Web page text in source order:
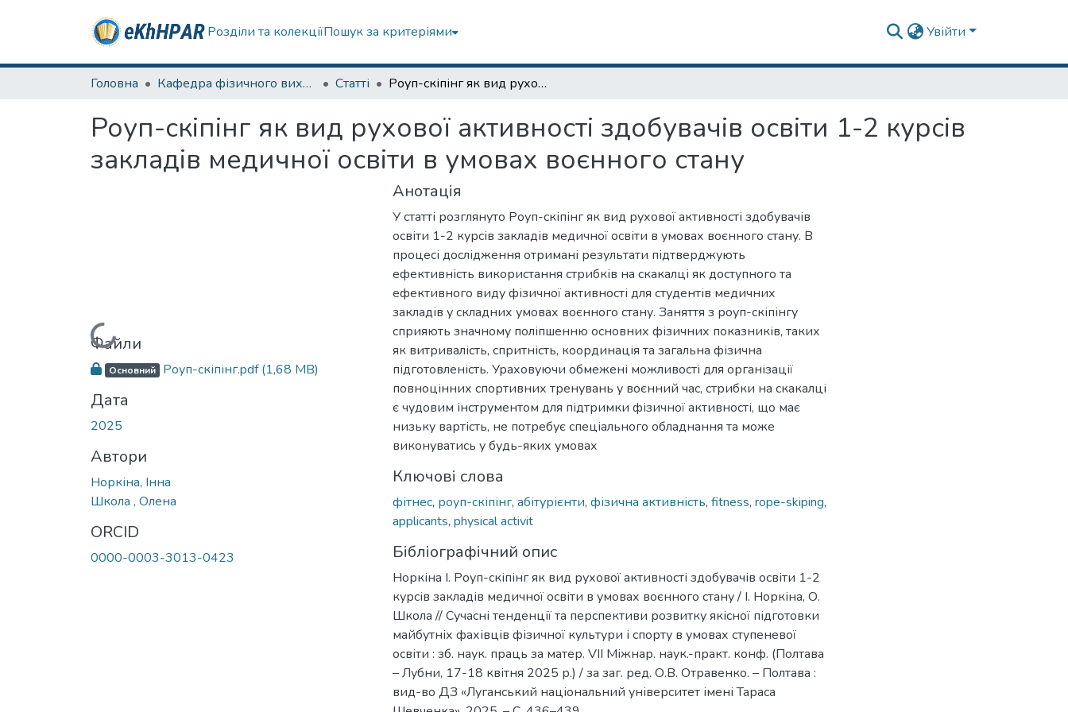
Розділи та колекціїПошук за критеріями Увійти
Головна Кафедра фізичного виховання та спортивного вдосконалення Статті Роуп-скіпінг як вид рухової активності здобувачів освіти 1-2 курсів закладів медичної освіти в умовах воєнного стану
Роуп-скіпінг як вид рухової активності здобувачів освіти 1-2 курсів
закладів медичної освіти в умовах воєнного стану
Вантажиться...
Файли
Основний Роуп-скіпінг.pdf(1,68 MB)
Дата
2025
Автори
Норкіна, Інна
Школа , Олена
ORCID
0000-0003-3013-0423
Анотація
У статті розглянуто Роуп-скіпінг як вид рухової активності здобувачів
освіти 1-2 курсів закладів медичної освіти в умовах воєнного стану. В
процесі дослідження отримані результати підтверджують
ефективність використання стрибків на скакалці як доступного та
ефективного виду фізичної активності для студентів медичних
закладів у складних умовах воєнного стану. Заняття з роуп-скіпінгу
сприяють значному поліпшенню основних фізичних показників, таких
як витривалість, спритність, координація та загальна фізична
підготовленість. Ураховуючи обмежені можливості для організації
повноцінних спортивних тренувань у воєнний час, стрибки на скакалці
є чудовим інструментом для підтримки фізичної активності, що має
низьку вартість, не потребує спеціального обладнання та може
виконуватись у будь-яких умовах
Ключові слова
фітнес, роуп-скіпінг, абітурієнти, фізична активність, fitness, rope-skiping,
applicants, physical activit
Бібліографічний опис
Норкіна І. Роуп-скіпінг як вид рухової активності здобувачів освіти 1-2
курсів закладів медичної освіти в умовах воєнного стану / І. Норкіна, О.
Школа // Сучасні тенденції та перспективи розвитку якісної підготовки
майбутніх фахівців фізичної культури і спорту в умовах ступеневої
освіти : зб. наук. праць за матер. VІI Міжнар. наук.-практ. конф. (Полтава
– Лубни, 17-18 квітня 2025 р.) / за заг. ред. О.В. Отравенко. – Полтава :
вид-во ДЗ «Луганський національний університет імені Тараса